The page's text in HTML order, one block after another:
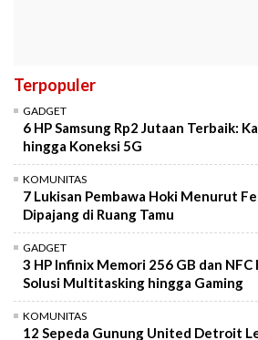
Terpopuler
GADGET
6 HP Samsung Rp2 Jutaan Terbaik:
hingga Koneksi 5G
KOMUNITAS
7 Lukisan Pembawa Hoki Menurut
Dipajang di Ruang Tamu
GADGET
3 HP Infinix Memori 256 GB dan NFC
Solusi Multitasking hingga Gaming
KOMUNITAS
12 Sepeda Gunung United Detroit